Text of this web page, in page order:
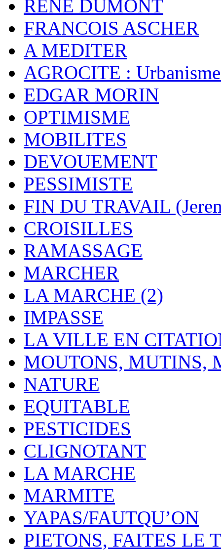
RENE DUMONT
FRANCOIS ASCHER
A MEDITER
AGROCITE :
EDGAR MORIN
OPTIMISME
MOBILITES
DEVOUEMENT
PESSIMISTE
FIN DU TRAVAIL
CROISILLES
RAMASSAGE
MARCHER
LA MARCHE (2)
IMPASSE
LA VILLE EN
MOUTONS, MUTINS,
NATURE
EQUITABLE
PESTICIDES
CLIGNOTANT
LA MARCHE
MARMITE
YAPAS/FAUTQU’ON
PIETONS, FAITES LE